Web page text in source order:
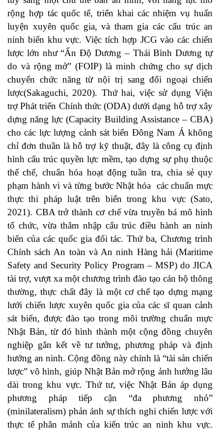
rộng hợp tác quốc tế, triển khai các nhiệm vụ huấn
luyện xuyên quốc gia, và tham gia các cấu trúc an
ninh biển khu vực. Việc tích hợp JCG vào các chiến
lược lớn như “Ấn Độ Dương – Thái Bình Dương tự
do và rộng mở” (FOIP) là minh chứng cho sự dịch
chuyển chức năng từ nội trị sang đối ngoại chiến
lược(Sakaguchi, 2020). Thứ hai, việc sử dụng Viện
trợ Phát triển Chính thức (ODA) dưới dạng hỗ trợ xây
dựng năng lực (Capacity Building Assistance – CBA)
cho các lực lượng cảnh sát biển Đông Nam Á không
chỉ đơn thuần là hỗ trợ kỹ thuật, đây là công cụ định
hình cấu trúc quyền lực mềm, tạo dựng sự phụ thuộc
thể chế, chuẩn hóa hoạt động tuần tra, chia sẻ quy
phạm hành vi và từng bước Nhật hóa các chuẩn mực
thực thi pháp luật trên biển trong khu vực (Sato,
2021). CBA trở thành cơ chế vừa truyền bá mô hình
tổ chức, vừa thâm nhập cấu trúc điều hành an ninh
biển của các quốc gia đối tác. Thứ ba, Chương trình
Chính sách An toàn và An ninh Hàng hải (Maritime
Safety and Security Policy Program – MSP) do JICA
tài trợ, vượt xa một chương trình đào tạo cán bộ thông
thường, thực chất đây là một cơ chế tạo dựng mạng
lưới chiến lược xuyên quốc gia của các sĩ quan cảnh
sát biển, được đào tạo trong môi trường chuẩn mực
Nhật Bản, từ đó hình thành một cộng đồng chuyên
nghiệp gắn kết về tư tưởng, phương pháp và định
hướng an ninh. Cộng đồng này chính là “tài sản chiến
lược” vô hình, giúp Nhật Bản mở rộng ảnh hưởng lâu
dài trong khu vực. Thứ tư, việc Nhật Bản áp dụng
phương pháp tiếp cận “đa phương nhỏ”
(minilateralism) phản ánh sự thích nghi chiến lược với
thực tế phân mảnh của kiến trúc an ninh khu vực.